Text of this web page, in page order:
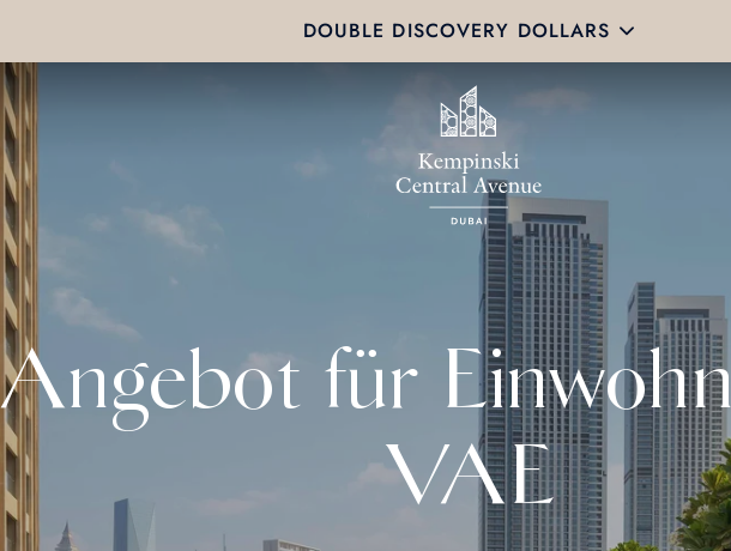
DOUBLE DISCOVERY DOLLARS
Angebot für
VAE